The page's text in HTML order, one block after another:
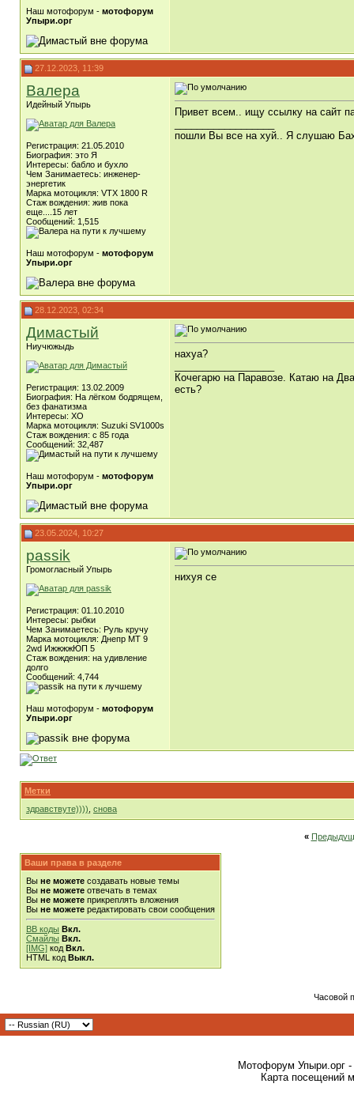
Наш мотофорум - мотофорум
Упыри.орг
27.12.2023, 11:39
Валера
Идейный Упырь
Регистрация: 21.05.2010
Биография: это Я
Интересы: бабло и бухло
Чем Занимаетесь: инженер-
энергетик
Марка мотоцикля: VTX 1800 R
Стаж вождения: жив пока
еще....15 лет
Сообщений: 1,515
Наш мотофорум - мотофорум
Упыри.орг
Привет всем.. ищу ссылку на сайт
пошли Вы все на хуй.. Я слушаю
28.12.2023, 02:34
Димастый
Ниучюжыдь
Регистрация: 13.02.2009
Биография: На лёгком бодрящем,
без фанатизма
Интересы: ХО
Марка мотоцикля: Suzuki SV1000s
Стаж вождения: с 85 года
Сообщений: 32,487
Наш мотофорум - мотофорум
Упыри.орг
нахуа?
Кочегарю на Паравозе. Катаю на
есть?
23.05.2024, 10:27
passik
Громогласный Упырь
Регистрация: 01.10.2010
Интересы: рыбки
Чем Занимаетесь: Руль кручу
Марка мотоцикля: Днепр МТ 9
2wd ИжжжжЮП 5
Стаж вождения: на удивление
долго
Сообщений: 4,744
Наш мотофорум - мотофорум
Упыри.орг
нихуя се
Метки
здравствуте)))) снова
«
Ваши права в разделе
Вы не можете создавать новые темы
Вы не можете отвечать в темах
Вы не можете прикреплять вложения
Вы не можете редактировать свои сообщения
BB коды Вкл.
Смайлы Вкл.
[IMG] код Вкл.
HTML код Выкл.
Часовой
Мотофорум Упыри.орг -
Карта посещений